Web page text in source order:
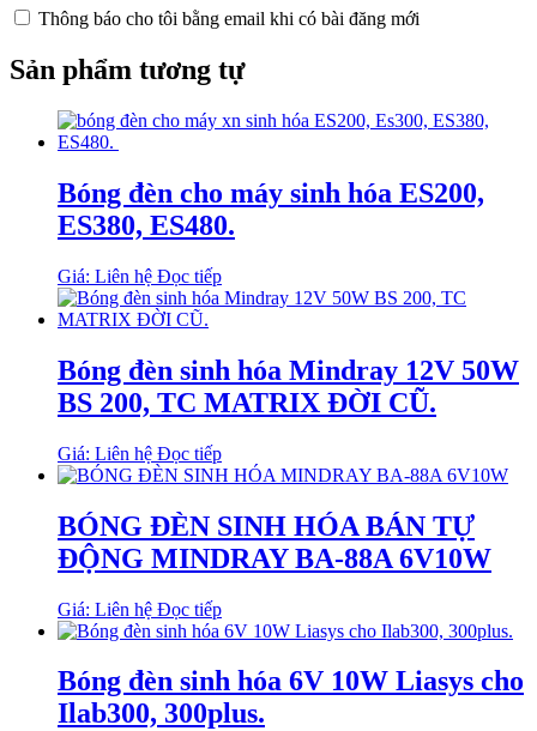
Thông báo cho tôi bằng email khi có bài đăng mới
Sản phẩm tương tự
Bóng đèn cho máy sinh hóa ES200,
ES380, ES480.
Giá: Liên hệ Đọc tiếp
Bóng đèn sinh hóa Mindray 12V 50W
BS 200, TC MATRIX ĐỜI CŨ.
Giá: Liên hệ Đọc tiếp
BÓNG ĐÈN SINH HÓA BÁN TỰ
ĐỘNG MINDRAY BA-88A 6V10W
Giá: Liên hệ Đọc tiếp
Bóng đèn sinh hóa 6V 10W Liasys cho
Ilab300, 300plus.